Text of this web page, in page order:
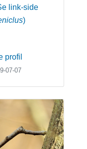
link-side
)
profil
07-07